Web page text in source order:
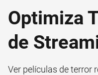
Optimiza
de
Ver películas de terror